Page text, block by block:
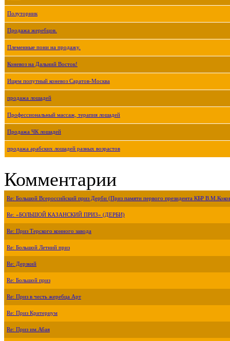
Полуторник
Продажа жеребцов.
Племенные пони на продажу.
Коневоз на Дальний Восток!
Ищем попутный коневоз Саратов-Москва
продажа лошадей
Профессиональный массаж, терапия лошадей
Продажа ЧК лошадей
продажа арабских лошадей разных возрастов
Комментарии
Re: Большой Всероссийский приз Дерби (Приз памяти первого президента КБР
Re: «БОЛЬШОЙ КАЗАНСКИЙ ПРИЗ» (ДЕРБИ)
Re: Приз Терского конного завода
Re: Большой Летний приз
Re: Дерзкий
Re: Большой приз
Re: Приз в честь жеребца Арт
Re: Приз Критериум
Re: Приз им.Абая